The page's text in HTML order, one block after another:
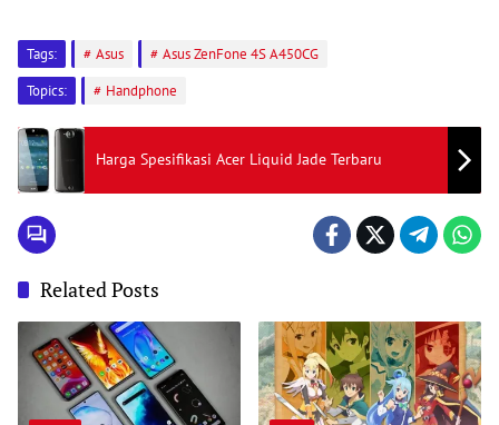
Tags: Asus
Asus ZenFone 4S A450CG
Topics:
Handphone
Harga Spesifikasi Acer Liquid Jade Terbaru
Related Posts